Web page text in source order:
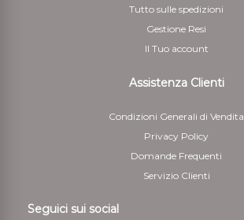
Tutto sulle spedizioni
Gestione Resi
Il Tuo account
Assistenza Clienti
Condizioni Generali di Vendita
Privacy Policy
Domande Frequenti
Servizio Clienti
Seguici sui social